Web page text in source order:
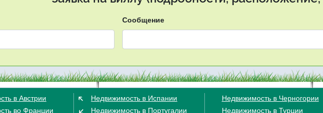
Сообщение
в Австрии
во Франции
Недвижимость в Испании
Недвижимость в Португалии
Недвижимость в Черногории
Недвижимость в Турции